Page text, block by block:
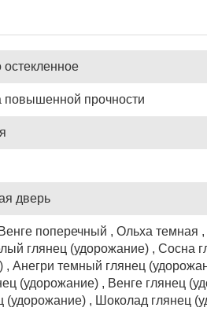
повышенной прочности
дверь
поперечный , Ольха темная ,
глянец (удорожание) , Сосна
, Анегри темный глянец
(удорожание) , Венге глянец
(удорожание) , Шоколад глянец